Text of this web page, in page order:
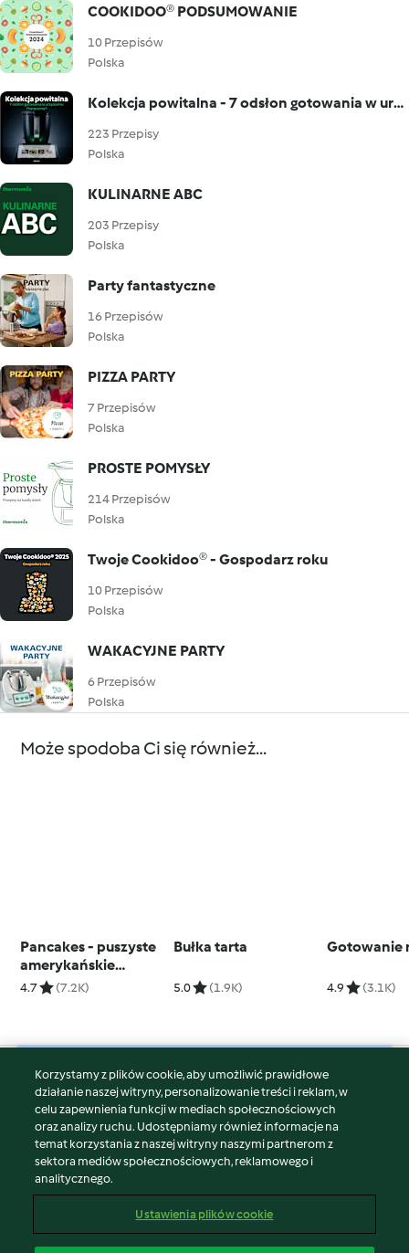
COOKIDOO® PODSUMOWANIE
10 Przepisów
Polska
Kolekcja powitalna - 7 odsłon gotowania w urządzeniu Thermomix®
223 Przepisy
Polska
KULINARNE ABC
203 Przepisy
Polska
Party fantastyczne
16 Przepisów
Polska
PIZZA PARTY
7 Przepisów
Polska
PROSTE POMYSŁY
214 Przepisów
Polska
Twoje Cookidoo® - Gospodarz roku
10 Przepisów
Polska
WAKACYJNE PARTY
6 Przepisów
Polska
Może spodoba Ci się również...
Pancakes - puszyste
amerykańskie
naleśniki
4.7 (7.2K)
Bułka tarta
5.0 (1.9K)
Gotowanie
4.9 (3.1K)
© Copyright 2026
Warunki korzystania
Polityka prywatności
Disclaimer
Znak wydawcy
Zgłoś treść
Korzystamy z plików cookie, aby umożliwić prawidłowe
działanie naszej witryny, personalizowanie treści i reklam, w
celu zapewnienia funkcji w mediach społecznościowych
oraz analizy ruchu. Udostępniamy również informacje na
temat korzystania z naszej witryny naszymi partnerom z
sektora mediów społecznościowych, reklamowego i
analitycznego.
Ustawienia plików cookie